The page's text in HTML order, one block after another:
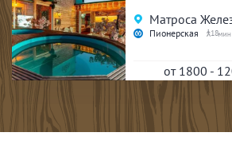
Матроса
Пионерская 18
от 1800 -